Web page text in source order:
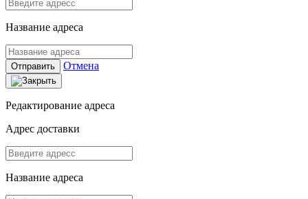
Название адреса
Отправить Отмена
Редактирование адреса
Адрес доставки
Название адреса